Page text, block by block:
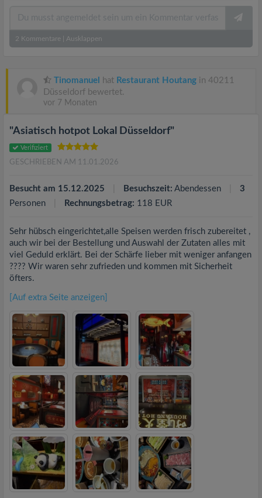
2 Kommentare Ausklappen
Tinomanuel hat Restaurant Houtang in 40211
Düsseldorf bewertet.
vor 7 Monaten
"Asiatisch hotpot Lokal Düsseldorf"
Verifiziert
GESCHRIEBEN AM 11.01.2026
Besucht am 15.12.2025 Besuchszeit: Abendessen
3
Personen
Rechnungsbetrag: 118 EUR
Sehr hübsch eingerichtet,alle Speisen werden frisch zubereitet ,
auch wir bei der Bestellung und Auswahl der Zutaten alles mit
viel Geduld erklärt. Bei der Schärfe lieber mit weniger anfangen
???? Wir waren sehr zufrieden und kommen mit Sicherheit
öfters.
[Auf extra Seite anzeigen]